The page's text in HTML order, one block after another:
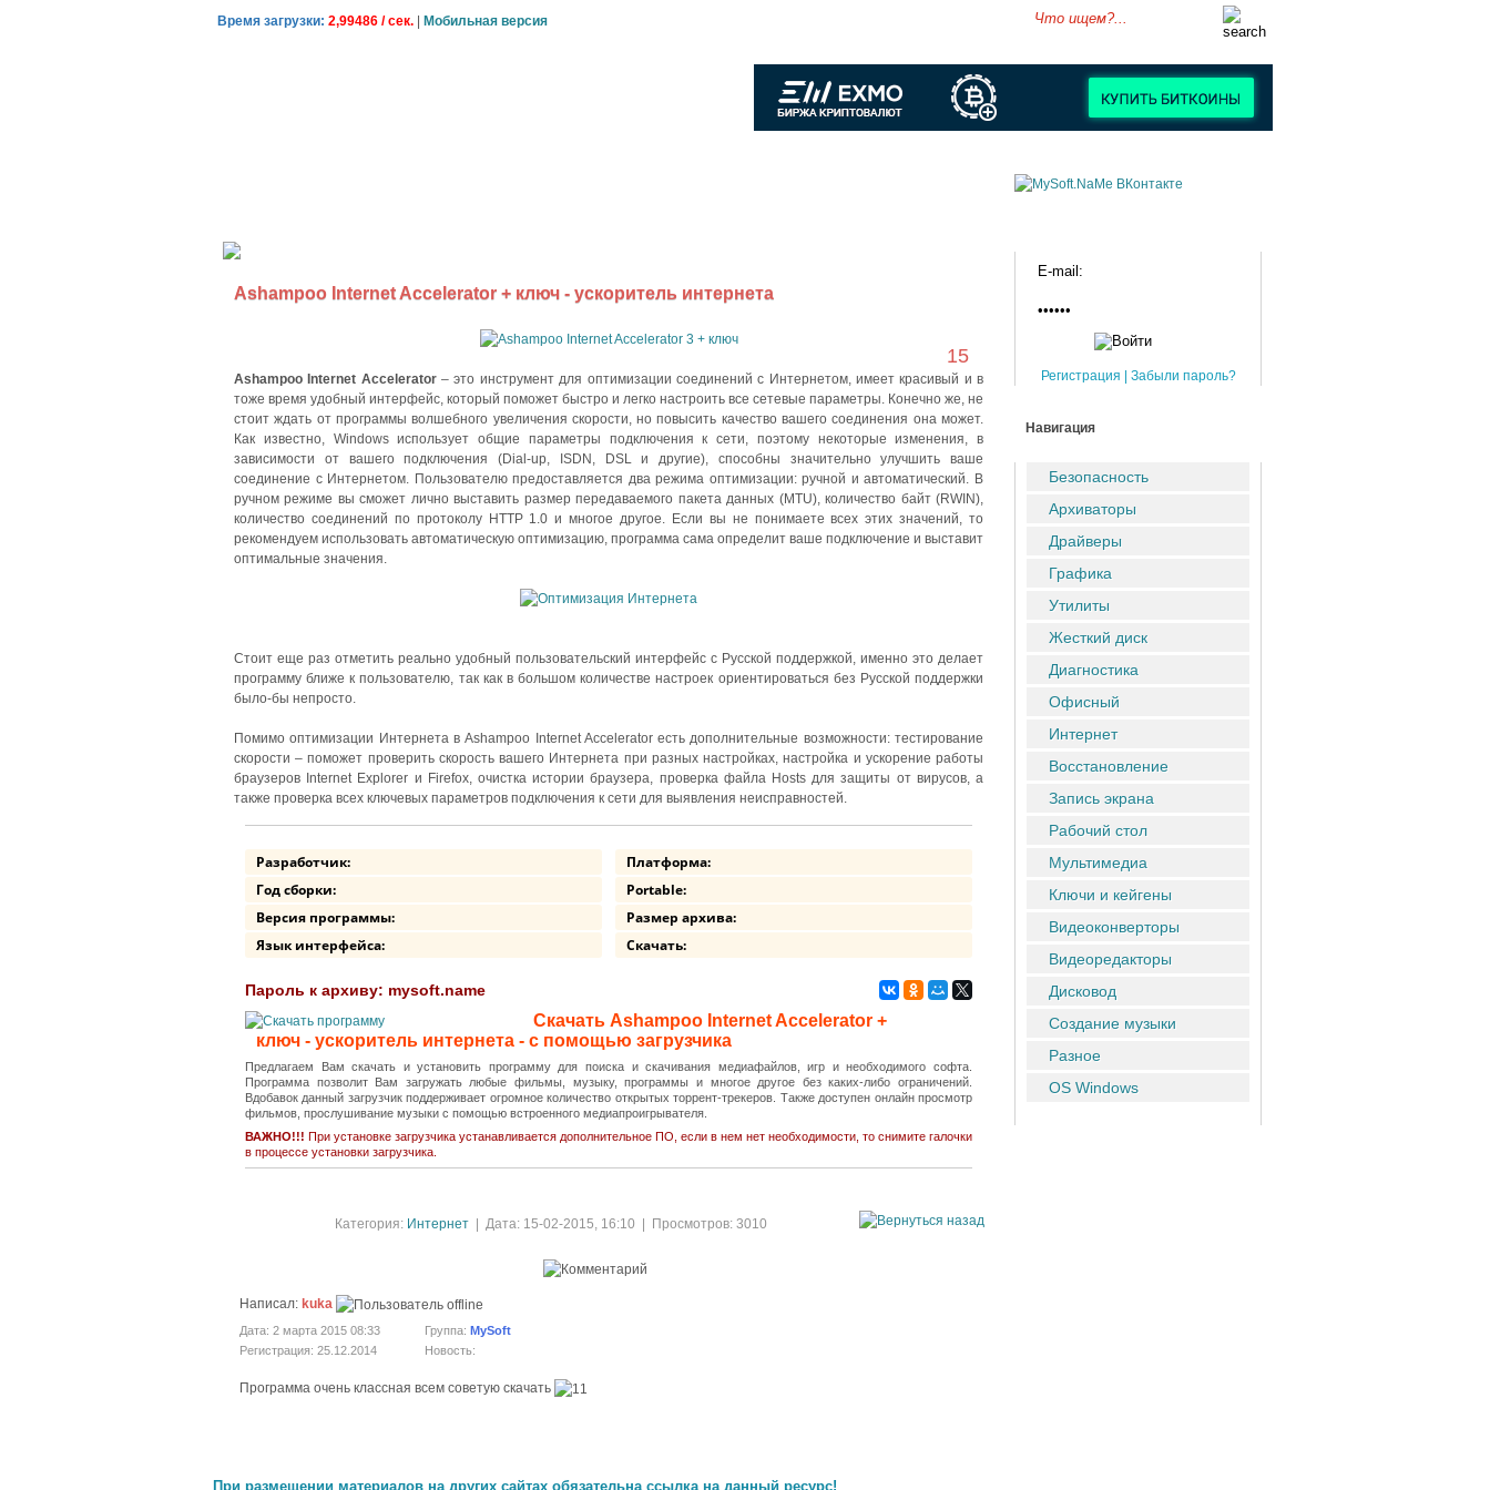
Время загрузки: 2,99486 / сек. Мобильная версия
Ashampoo Internet Accelerator + ключ - ускоритель интернета
15
Ashampoo Internet Accelerator– это инструмент для оптимизации соединений с Интернетом, имеет красивый и в
тоже время удобный интерфейс, который поможет быстро и легко настроить все сетевые параметры. Конечно же, не
стоит ждать от программы волшебного увеличения скорости, но повысить качество вашего соединения она может.
Как известно, Windows использует общие параметры подключения к сети, поэтому некоторые изменения, в
зависимости от вашего подключения (Dial-up, ISDN, DSL и другие), способны значительно улучшить ваше
соединение с Интернетом. Пользователю предоставляется два режима оптимизации: ручной и автоматический. В
ручном режиме вы сможет лично выставить размер передаваемого пакета данных (MTU), количество байт (RWIN),
количество соединений по протоколу HTTP 1.0 и многое другое. Если вы не понимаете всех этих значений, то
рекомендуем использовать автоматическую оптимизацию, программа сама определит ваше подключение и выставит
оптимальные значения.
Стоит еще раз отметить реально удобный пользовательский интерфейс с Русской поддержкой, именно это делает
программу ближе к пользователю, так как в большом количестве настроек ориентироваться без Русской поддержки
было-бы непросто.
Помимо оптимизации Интернета в Ashampoo Internet Accelerator есть дополнительные возможности: тестирование
скорости – поможет проверить скорость вашего Интернета при разных настройках, настройка и ускорение работы
браузеров Internet Explorer и Firefox, очистка истории браузера, проверка файла Hosts для защиты от вирусов, а
также проверка всех ключевых параметров подключения к сети для выявления неисправностей.
Разработчик:
Год сборки:
Версия программы:
Язык интерфейса:
Платформа:
Portable:
Размер архива:
Скачать:
Пароль к архиву: mysoft.name
Скачать Ashampoo Internet Accelerator +
ключ - ускоритель интернета - с помощью загрузчика
Предлагаем Вам скачать и установить программу для поиска и скачивания медиафайлов, игр и необходимого софта.
Программа позволит Вам загружать любые фильмы, музыку, программы и многое другое без каких-либо ограничений.
Вдобавок данный загрузчик поддерживает огромное количество открытых торрент-трекеров. Также доступен онлайн просмотр
фильмов, прослушивание музыки с помощью встроенного медиапроигрывателя.
ВАЖНО!!! При установке загрузчика устанавливается дополнительное ПО, если в нем нет необходимости, то снимите галочки
в процессе установки загрузчика.
Категория: Интернет | Дата: 15-02-2015, 16:10 | Просмотров: 3010
Написал: kuka
Дата: 2 марта 2015 08:33
Регистрация: 25.12.2014
Группа: MySoft
Новость:
Программа очень классная всем советую скачать
Регистрация Забыли пароль?
Навигация
Безопасность
Архиваторы
Драйверы
Графика
Утилиты
Жесткий диск
Диагностика
Офисный
Интернет
Восстановление
Запись экрана
Рабочий стол
Мультимедиа
Ключи и кейгены
Видеоконверторы
Видеоредакторы
Дисковод
Создание музыки
Разное
OS Windows
При размещении материалов на других сайтах обязательна ссылка на данный ресурc!